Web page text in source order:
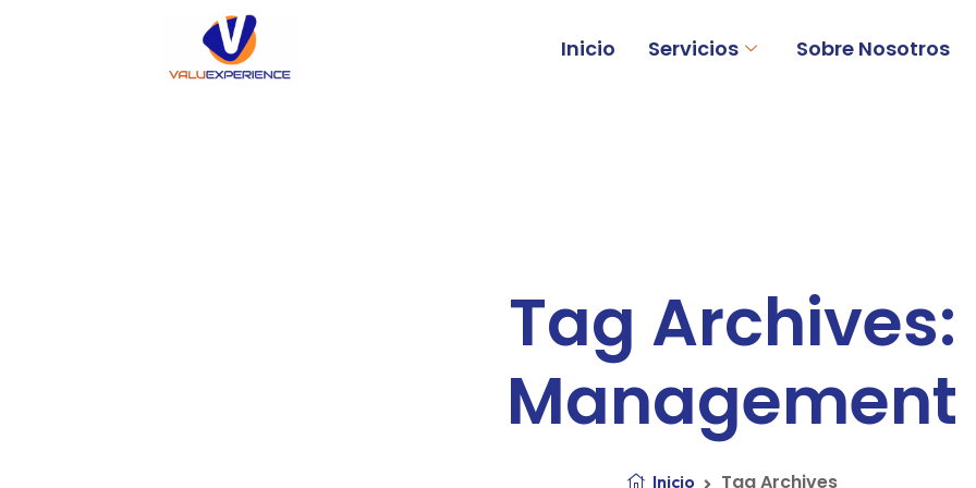
Inicio Servicios Sobre Nosotros
Tag Archives:
Management
Inicio Tag Archives